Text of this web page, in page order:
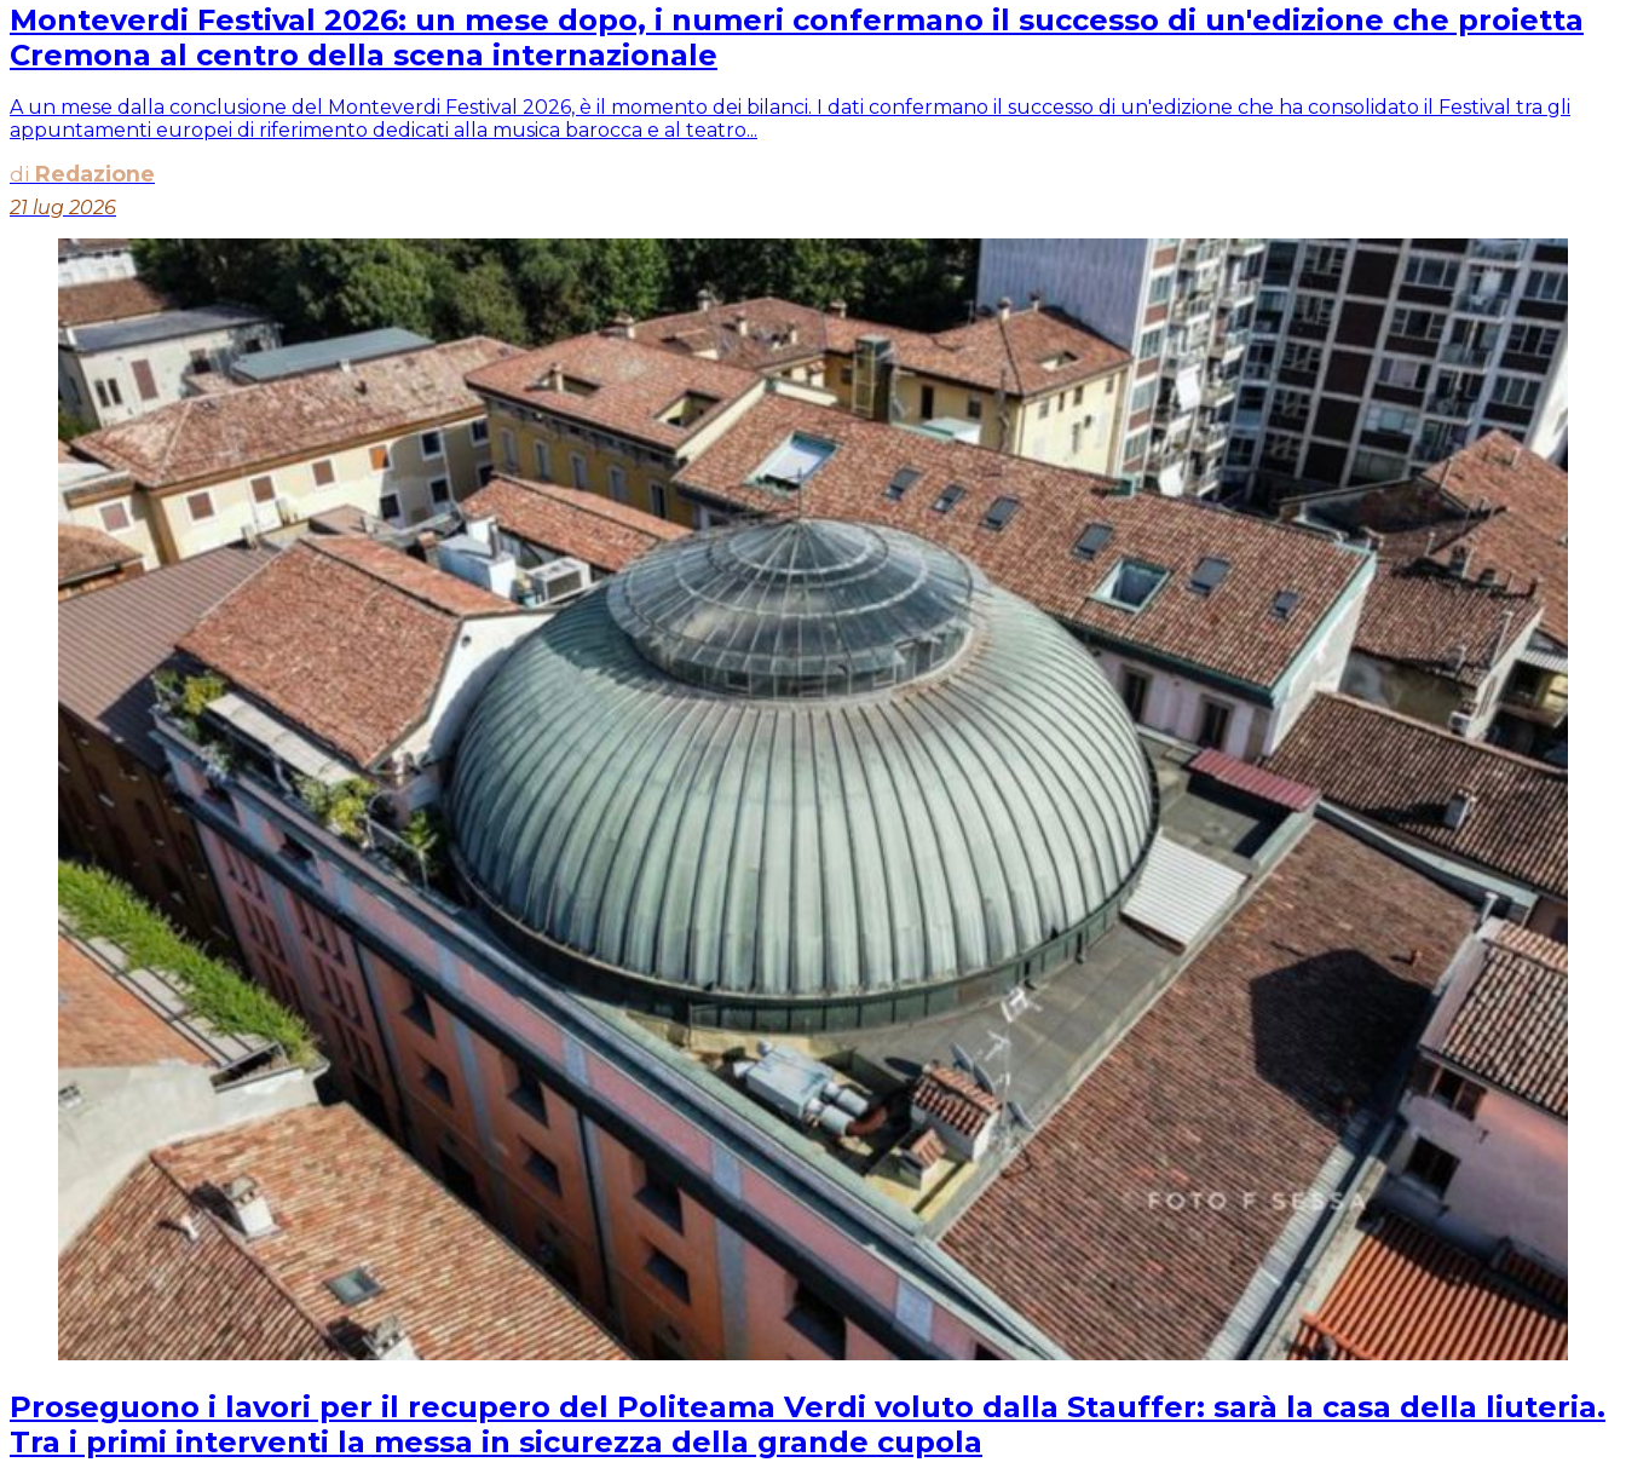
Monteverdi Festival 2026: un mese dopo, i numeri confermano il successo di un'edizione che proietta
Cremona al centro della scena internazionale
A un mese dalla conclusione del Monteverdi Festival 2026, è il momento dei bilanci. I dati confermano il successo di un'edizione che ha consolidato il Festival tra gli
appuntamenti europei di riferimento dedicati alla musica barocca e al teatro...
di Redazione
21 lug 2026
Proseguono i lavori per il recupero del Politeama Verdi voluto dalla Stauffer: sarà la casa della liuteria.
Tra i primi interventi la messa in sicurezza della grande cupola